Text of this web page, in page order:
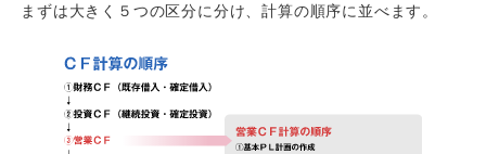
まずは大きく５つの区分に分け、計算の順序に並べます。